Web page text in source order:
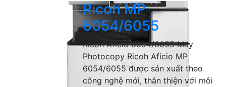
Ricoh MP
6054/6055
Ricoh Aficio 6054/6055 Máy
Photocopy Ricoh Aficio MP
6054/6055 được sản xuất theo
công nghệ mới, thân thiện với môi